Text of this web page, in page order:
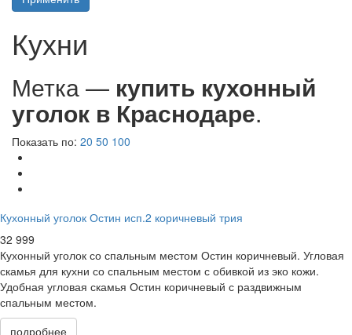
Кухни
Метка — купить кухонный
уголок в Краснодаре.
Показать по: 20 50 100
Кухонный уголок Остин исп.2 коричневый трия
32 999
Кухонный уголок со спальным местом Остин коричневый. Угловая
скамья для кухни со спальным местом с обивкой из эко кожи.
Удобная угловая скамья Остин коричневый с раздвижным
спальным местом.
подробнее